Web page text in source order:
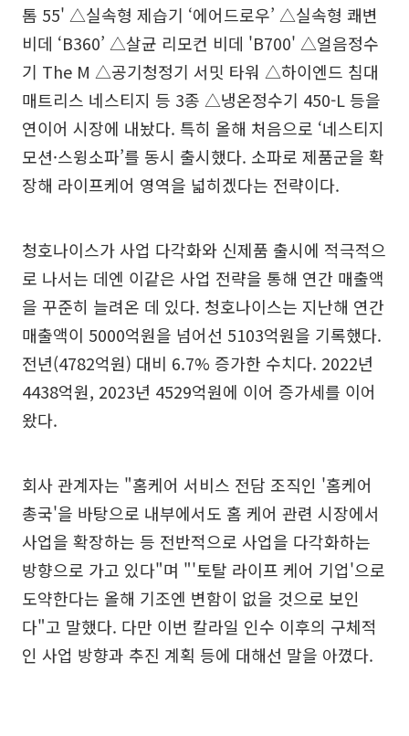
톰 55' △실속형 제습기 ‘에어드로우’ △실속형 쾌변
비데 ‘B360’ △살균 리모컨 비데 'B700' △얼음정수
기 The M △공기청정기 서밋 타워 △하이엔드 침대
매트리스 네스티지 등 3종 △냉온정수기 450-L 등을
연이어 시장에 내놨다. 특히 올해 처음으로 ‘네스티지
모션·스윙소파’를 동시 출시했다. 소파로 제품군을 확
장해 라이프케어 영역을 넓히겠다는 전략이다.
청호나이스가 사업 다각화와 신제품 출시에 적극적으
로 나서는 데엔 이같은 사업 전략을 통해 연간 매출액
을 꾸준히 늘려온 데 있다. 청호나이스는 지난해 연간
매출액이 5000억원을 넘어선 5103억원을 기록했다.
전년(4782억원) 대비 6.7% 증가한 수치다. 2022년
4438억원, 2023년 4529억원에 이어 증가세를 이어
왔다.
회사 관계자는 "홈케어 서비스 전담 조직인 '홈케어
총국'을 바탕으로 내부에서도 홈 케어 관련 시장에서
사업을 확장하는 등 전반적으로 사업을 다각화하는
방향으로 가고 있다"며 "'토탈 라이프 케어 기업'으로
도약한다는 올해 기조엔 변함이 없을 것으로 보인
다"고 말했다. 다만 이번 칼라일 인수 이후의 구체적
인 사업 방향과 추진 계획 등에 대해선 말을 아꼈다.